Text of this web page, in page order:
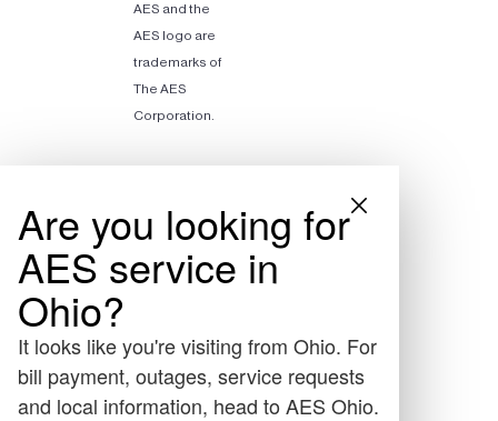
AES and the
AES logo are
trademarks of
The AES
Corporation.
Are you looking for
AES service in
Ohio?
It looks like you're visiting from Ohio. For
bill payment, outages, service requests
and local information, head to AES Ohio.